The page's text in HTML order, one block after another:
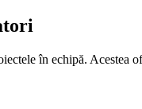
în echipă.